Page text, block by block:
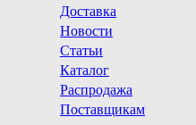
Доставка
Новости
Статьи
Каталог
Распродажа
Поставщикам